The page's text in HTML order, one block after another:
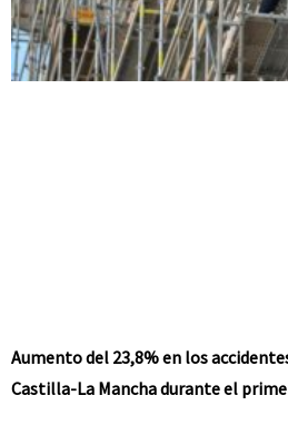
Aumento del 23,8% en los
Castilla-La Mancha durante el